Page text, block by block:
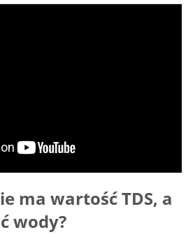
ma wartość TDS, a
wody?